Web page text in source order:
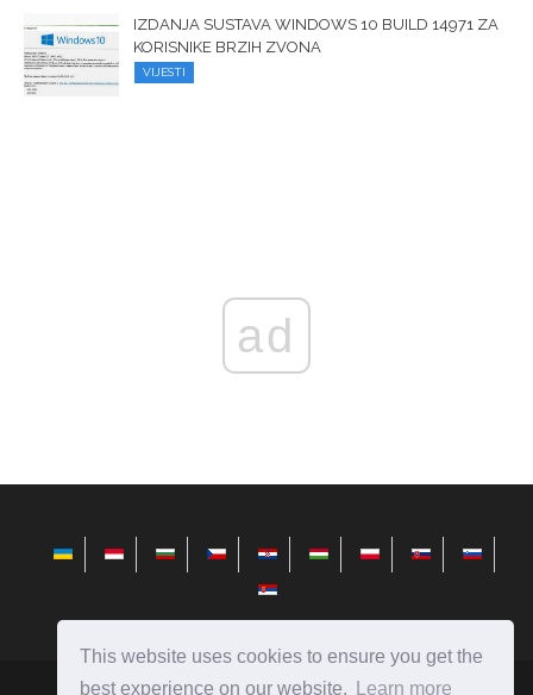
This website uses cookies to ensure you get the
best experience on our website.
Learn more
IZDANJA SUSTAVA WINDOWS 10 BUILD 14971 ZA
KORISNIKE BRZIH ZVONA
VIJESTI
ad